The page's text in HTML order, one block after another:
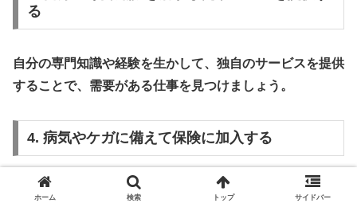
る
自分の専門知識や経験を生かして、独自のサービスを提供
することで、需要がある仕事を見つけましょう。
4. 病気やケガに備えて保険に加入する
家族の安心のためにも、病気やケガに備えた保険に加入す
ホーム 検索 トップ サイドバー